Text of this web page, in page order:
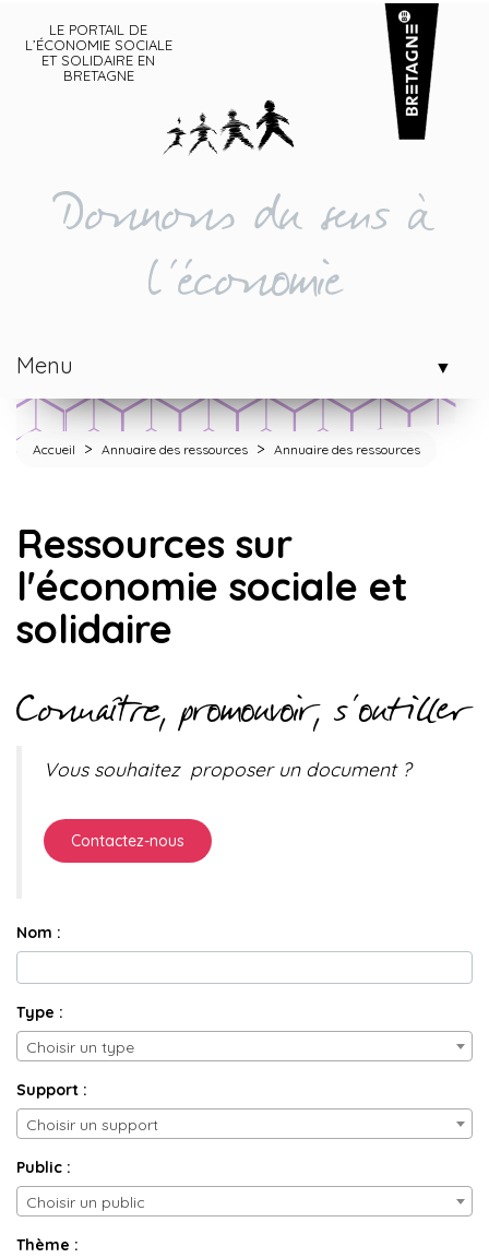
LE PORTAIL DE
L’ÉCONOMIE SOCIALE
ET SOLIDAIRE EN
BRETAGNE
Donnons du sens à
l'économie
Menu ▼
Accueil > Annuaire des ressources > Annuaire des ressources
Ressources sur
l'économie sociale et
solidaire
Connaître, promouvoir, s'outiller
Vous souhaitez proposer un document ?
Contactez-nous
Nom :
Type :
Choisir un type
Support :
Choisir un support
Public :
Choisir un public
Thème :